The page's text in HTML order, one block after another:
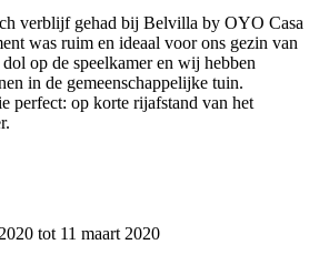
verblijf gehad bij Belvilla by OYO Casa
was ruim en ideaal voor ons gezin van
op de speelkamer en wij hebben
in de gemeenschappelijke tuin.
perfect: op korte rijafstand van het
tot 11 maart 2020